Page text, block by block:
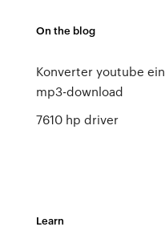
On the blog
Konverter youtube ein
mp3-download
7610 hp driver
Learn